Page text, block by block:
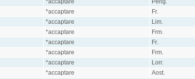
*accaptare Périg.
*accaptare Fr.
*accaptare Lim.
*accaptare Frm.
*accaptare Fr.
*accaptare Frm.
*accaptare Lorr.
*accaptare Aost.